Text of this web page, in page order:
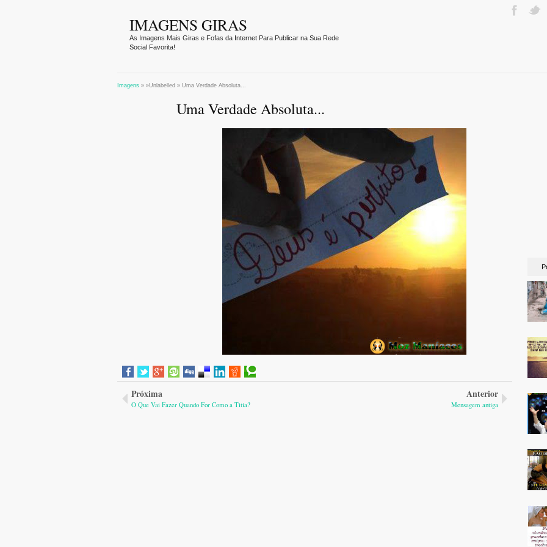
IMAGENS GIRAS
As Imagens Mais Giras e Fofas da Internet Para Publicar na Sua Rede
Social Favorita!
Imagens » »Unlabelled » Uma Verdade Absoluta...
Uma Verdade Absoluta...
Próxima
O Que Vai Fazer Quando For Como a Titia?
Anterior
Mensagem antiga